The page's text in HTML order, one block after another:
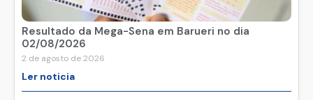
Resultado da Mega-Sena em Barueri no dia
02/08/2026
2 de agosto de 2026
Ler noticia